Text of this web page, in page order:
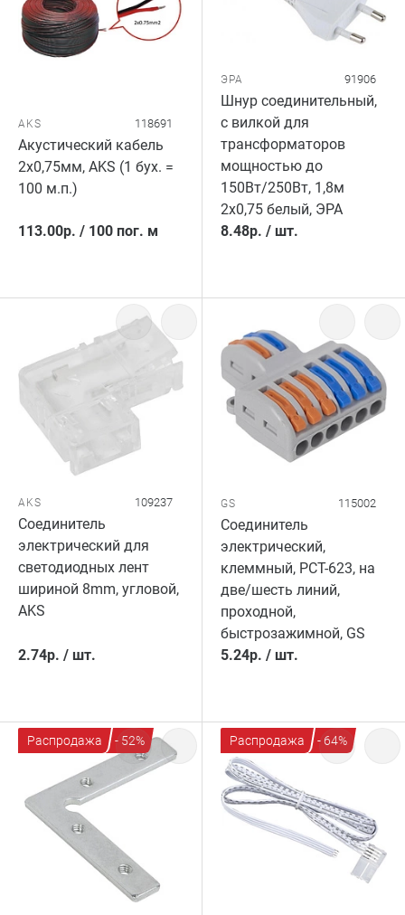
AKS 118691
Акустический кабель
2х0,75мм, AKS (1 бух. =
100 м.п.)
113.00р. / 100 пог. м
ЭРА 91906
Шнур соединительный,
с вилкой для
трансформаторов
мощностью до
150Вт/250Вт, 1,8м
2х0,75 белый, ЭРА
8.48р. / шт.
AKS 109237
Соединитель
электрический для
светодиодных лент
шириной 8mm, угловой,
AKS
2.74р. / шт.
GS 115002
Соединитель
электрический,
клеммный, PCT-623, на
две/шесть линий,
проходной,
быстрозажимной, GS
5.24р. / шт.
Распродажа - 52% Распродажа - 64%